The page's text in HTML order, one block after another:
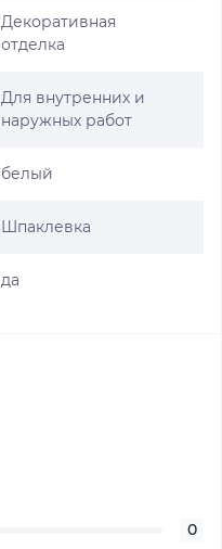
Декоративная
отделка
Для внутренних и
наружных работ
белый
Шпаклевка
да
0